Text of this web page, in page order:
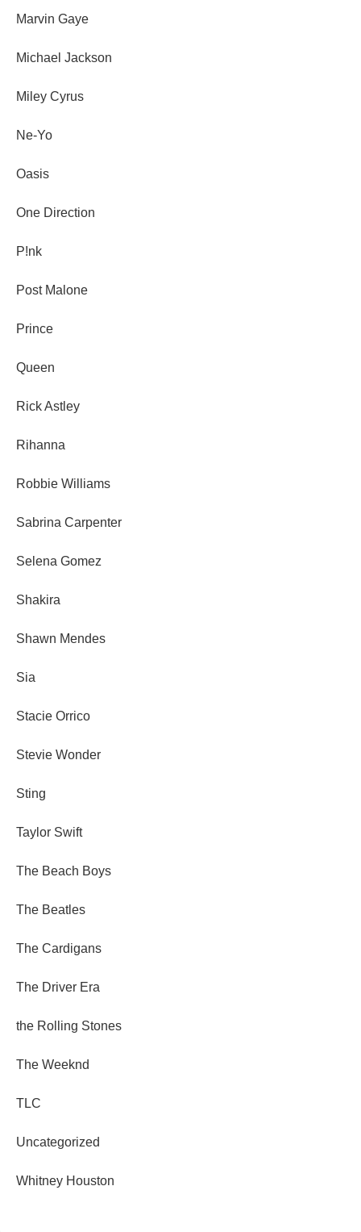
Marvin Gaye
Michael Jackson
Miley Cyrus
Ne-Yo
Oasis
One Direction
P!nk
Post Malone
Prince
Queen
Rick Astley
Rihanna
Robbie Williams
Sabrina Carpenter
Selena Gomez
Shakira
Shawn Mendes
Sia
Stacie Orrico
Stevie Wonder
Sting
Taylor Swift
The Beach Boys
The Beatles
The Cardigans
The Driver Era
the Rolling Stones
The Weeknd
TLC
Uncategorized
Whitney Houston